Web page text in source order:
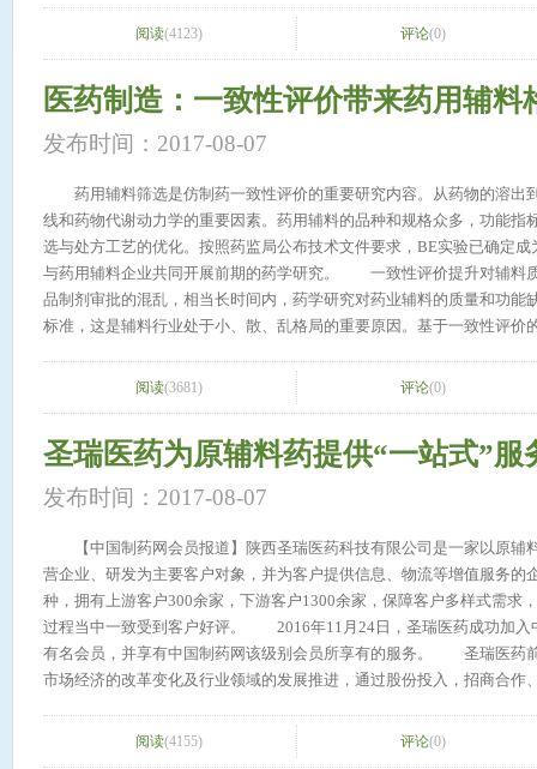
的应用先进的粒度检测技术在医药原辅料粒度分析中的应用粉体学在
用乳糖在“一致性评价”中的案例分析 活动时间地点：会议时间：2016
无会议费，提供午餐、茶点，名额有限，敬请提前确认若您希望报名
生0512-66607566-103/18896740965或市场部王小姐0512-66607566-
国新帕泰克有限公司苏州代表处>>
阅读(4123) 评论(0)
医药制造：一致性评价带来药用辅料
发布时间：2017-08-07
药用辅料筛选是仿制药一致性评价的重要研究内容。从药物的溶出
线和药物代谢动力学的重要因素。药用辅料的品种和规格众多，功能指
选与处方工艺的优化。按照药监局公布技术文件要求，BE实验已确定
与药用辅料企业共同开展前期的药学研究。 一致性评价提升对辅料
品制剂审批的混乱，相当长时间内，药学研究对药业辅料的质量和功能
标准，这是辅料行业处于小、散、乱格局的重要原因。基于一致性评价
量竞争将是辅料企业竞争的核心，成本价格处于次要地位。 一致性
评价持续推进下，我们判断未来辅料市场份额将重新划分，竞争格局
份额变化。未来市场竞争，辅料企业需要积极参与下游制剂企业的一致
有技术支持和质量优势的国内品牌有望在此轮一致性评价中脱颖而
业，给予行业增持评级。随着一致性评价工作的推进，辅料行业市场份
势的国产辅料企业将是一次扩大份额的机会。辅料行业属于大市场小
业的规模弹性充足。同时格局重组也带来辅料企业产品定价权变化，规
前A股涉及辅料行业主要上市公司包括山河药辅（300452）与红日药业
素、羧甲淀粉钠和硬脂酸镁产品的产销量居行业首位，有望受益于药品
收购展望药业，按照并购承诺，展望药业2015年、2016年实现的净利
盈利预测为2016-18年EPS0.72/0.85/0.98元，维持红日药业增持评级
阅读(3681) 评论(0)
圣瑞医药为原辅料药提供“一站式”服
发布时间：2017-08-07
【中国制药网会员报道】陕西圣瑞医药科技有限公司是一家以原辅
营企业、研发为主要客户对象，并为客户提供信息、物流等增值服务的
种，拥有上游客户300余家，下游客户1300余家，保障客户多样式需求
过程当中一致受到客户好评。 2016年11月24日，圣瑞医药成功加入
有名会员，并享有中国制药网该级别会员所享有的服务。 圣瑞医药
市场经济的改革变化及行业领域的发展推进，通过股份投入，招商合作
并掌握一定的行业资源信息及人脉关系，为合作共赢奠定下良好的
的业务发展，已拥有近百种优势产品。在坚持合法合规的原则下，秉
阅读(4155) 评论(0)